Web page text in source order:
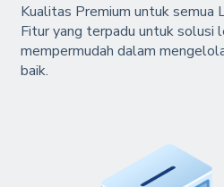
Kualitas Premium untuk semua
Fitur yang terpadu untuk solusi
mempermudah dalam
baik.